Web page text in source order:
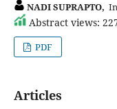
NADI SUPRAPTO,
Abstract views:
PDF
Articles